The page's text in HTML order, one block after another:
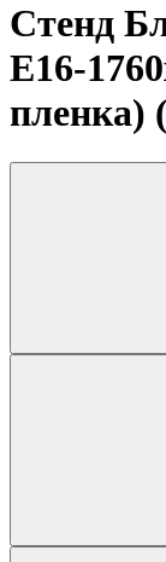
Стенд
E16-
пленка)